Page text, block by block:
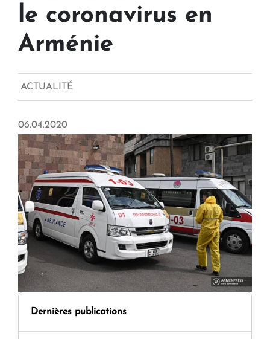
le coronavirus en
Arménie
ACTUALITÉ
06.04.2020
Dernières publications